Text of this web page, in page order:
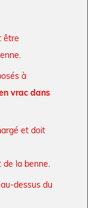
être
à
vrac dans
et doit
de la benne.
dessus du